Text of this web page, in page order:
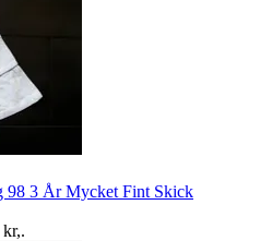
98 3 År Mycket Fint Skick
kr,.